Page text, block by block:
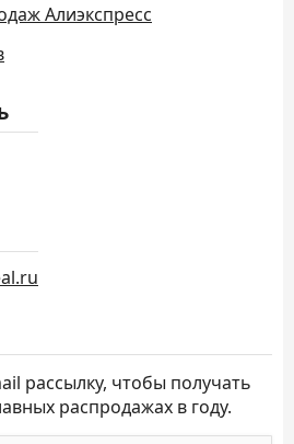
Алиэкспресс
рассылку, чтобы получать
распродажах в году.